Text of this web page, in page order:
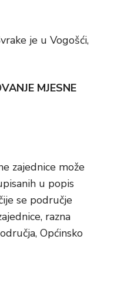
je u Vogošći,
MJESNE
zajednice može
u popis
se područje
razna
Općinsko